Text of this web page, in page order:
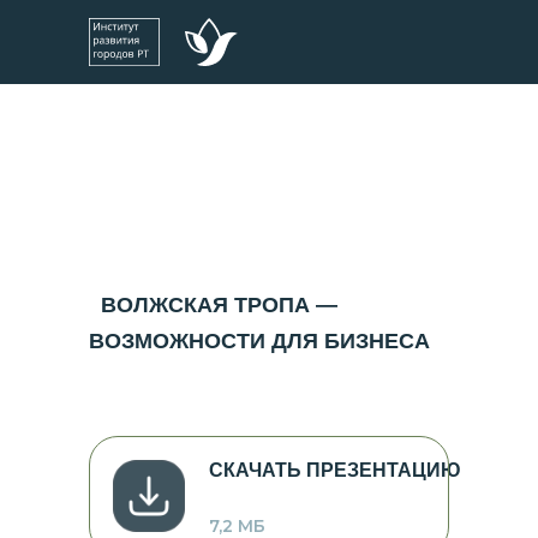
ВОЗМОЖНОСТИ ДЛЯ БИЗНЕСА
СКАЧАТЬ ПРЕЗЕНТАЦИЮ
7,2 МБ
ВОЛЖСКАЯ ТРОПА —